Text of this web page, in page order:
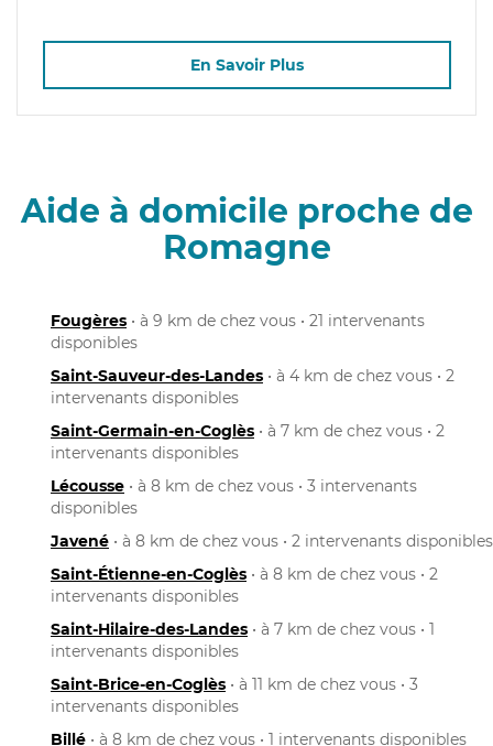
En Savoir Plus
Aide à domicile proche de
Romagne
Fougères • à 9 km de chez vous • 21 intervenants
disponibles
Saint-Sauveur-des-Landes • à 4 km de chez vous • 2
intervenants disponibles
Saint-Germain-en-Coglès • à 7 km de chez vous • 2
intervenants disponibles
Lécousse • à 8 km de chez vous • 3 intervenants
disponibles
Javené • à 8 km de chez vous • 2 intervenants disponibles
Saint-Étienne-en-Coglès • à 8 km de chez vous • 2
intervenants disponibles
Saint-Hilaire-des-Landes • à 7 km de chez vous • 1
intervenants disponibles
Saint-Brice-en-Coglès • à 11 km de chez vous • 3
intervenants disponibles
Billé • à 8 km de chez vous • 1 intervenants disponibles